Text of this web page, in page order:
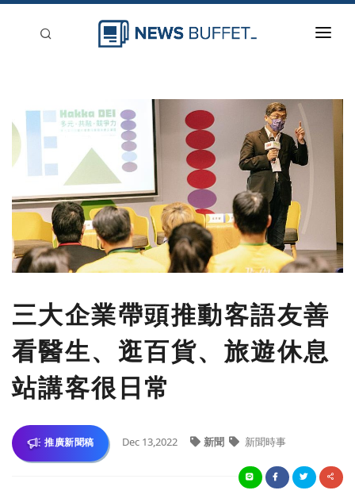
新聞稿分類
登入
三大企業帶頭推動客語友善
看醫生、逛百貨、旅遊休息
站講客很日常
推廣新聞稿 Dec 13,2022 新聞 新聞時事